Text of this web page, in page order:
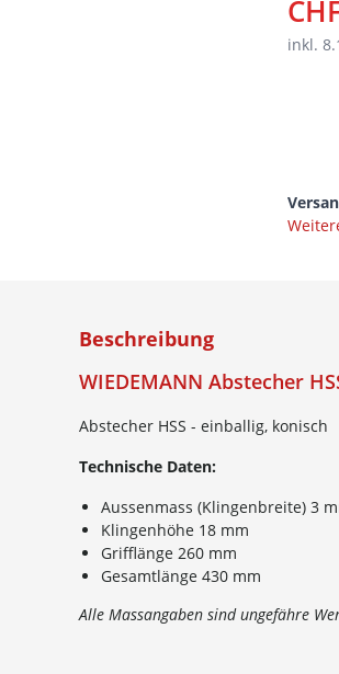
inkl.
Beschreibung
WIEDEMANN Abstecher
Abstecher HSS - einballig, konisch
Technische Daten:
Aussenmass (Klingenbreite) 3
Klingenhöhe 18 mm
Grifflänge 260 mm
Gesamtlänge 430 mm
Alle Massangaben sind ungefähre